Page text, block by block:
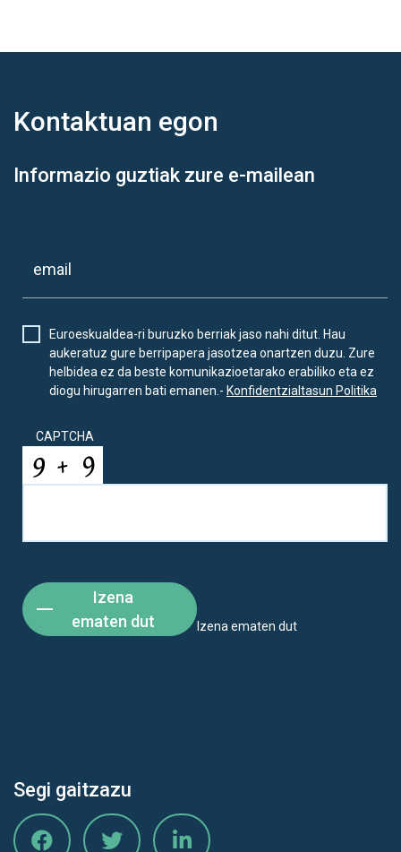
Kontaktuan egon
Informazio guztiak zure e-mailean
Euroeskualdea-ri buruzko berriak jaso nahi ditut. Hau
aukeratuz gure berripapera jasotzea onartzen duzu. Zure
helbidea ez da beste komunikazioetarako erabiliko eta ez
diogu hirugarren bati emanen.- Konfidentzialtasun Politika
CAPTCHA
Izena
ematen dut
Izena ematen dut
Segi gaitzazu